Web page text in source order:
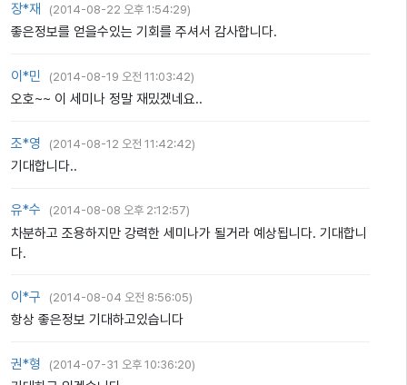
장*재 (2014-08-22 오후 1:54:29)
좋은정보를 얻을수있는 기회를 주셔서 감사합니다.
이*민 (2014-08-19 오전 11:03:42)
오호~~ 이 세미나 정말 재밌겠네요..
조*영 (2014-08-12 오전 11:42:42)
기대합니다..
유*수 (2014-08-08 오후 2:12:57)
차분하고 조용하지만 강력한 세미나가 될거라 예상됩니다. 기대합니
다.
이*구 (2014-08-04 오전 8:56:05)
항상 좋은정보 기대하고있습니다
권*형 (2014-07-31 오후 10:36:20)